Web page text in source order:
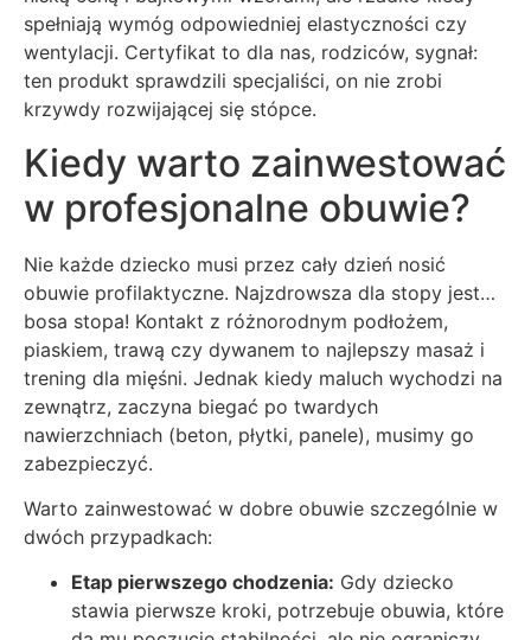
spełniają wymóg odpowiedniej elastyczności czy
wentylacji. Certyfikat to dla nas, rodziców, sygnał:
ten produkt sprawdzili specjaliści, on nie zrobi
krzywdy rozwijającej się stópce.
Kiedy warto zainwestować
w profesjonalne obuwie?
Nie każde dziecko musi przez cały dzień nosić
obuwie profilaktyczne. Najzdrowsza dla stopy jest…
bosa stopa! Kontakt z różnorodnym podłożem,
piaskiem, trawą czy dywanem to najlepszy masaż i
trening dla mięśni. Jednak kiedy maluch wychodzi na
zewnątrz, zaczyna biegać po twardych
nawierzchniach (beton, płytki, panele), musimy go
zabezpieczyć.
Warto zainwestować w dobre obuwie szczególnie w
dwóch przypadkach:
Etap pierwszego chodzenia: Gdy dziecko
stawia pierwsze kroki, potrzebuje obuwia, które